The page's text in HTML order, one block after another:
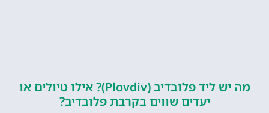
מה יש ליד פלובדיב (Plovdiv)? אילו טיולים או
יעדים שווים בקרבת פלובדיב?